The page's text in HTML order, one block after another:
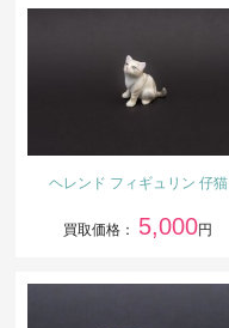
ヘレンド フィギュリン 仔猫
買取価格： 5,000円